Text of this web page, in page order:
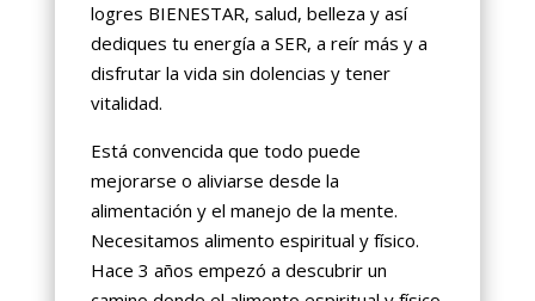
logres BIENESTAR, salud, belleza y así
dediques tu energía a SER, a reír más y a
disfrutar la vida sin dolencias y tener
vitalidad.
Está convencida que todo puede
mejorarse o aliviarse desde la
alimentación y el manejo de la mente.
Necesitamos alimento espiritual y físico.
Hace 3 años empezó a descubrir un